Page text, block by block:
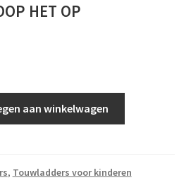
HET OP
aan winkelwagen
, Touwladders voor kinderen